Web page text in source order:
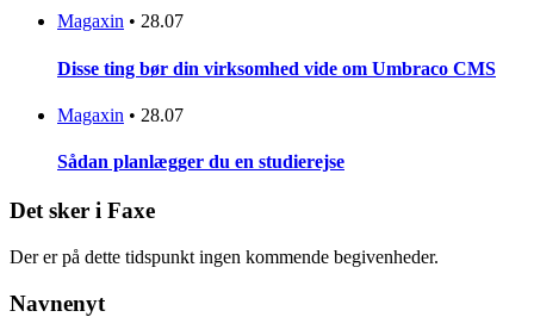
Magaxin • 28.07
Disse ting bør din virksomhed vide om Umbraco CMS
Magaxin • 28.07
Sådan planlægger du en studierejse
Det sker i Faxe
Der er på dette tidspunkt ingen kommende begivenheder.
Navnenyt